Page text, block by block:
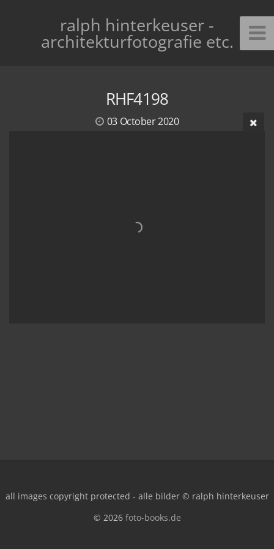
ralph hinterkeuser -
architekturfotografie etc.
RHF4198
03 October 2020
all images copyright protected - alle bilder © ralph hinterkeuser
© 2026 foto-books.de